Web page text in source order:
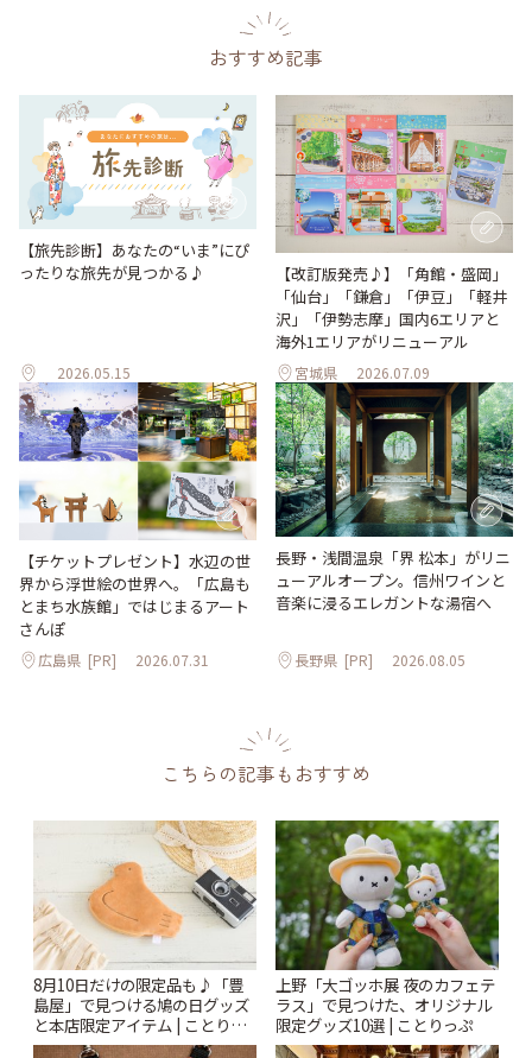
おすすめ記事
【旅先診断】あなたの“いま”にぴ
ったりな旅先が見つかる♪
2026.05.15
【改訂版発売♪】「角館・盛岡」
「仙台」「鎌倉」「伊豆」「軽井
沢」「伊勢志摩」国内6エリアと
海外1エリアがリニューアル
宮城県 2026.07.09
【チケットプレゼント】水辺の世
界から浮世絵の世界へ。「広島も
とまち水族館」ではじまるアート
さんぽ
広島県 [PR] 2026.07.31
長野・浅間温泉「界 松本」がリニ
ューアルオープン。信州ワインと
音楽に浸るエレガントな湯宿へ
長野県 [PR] 2026.08.05
こちらの記事もおすすめ
8月10日だけの限定品も♪「豊
島屋」で見つける鳩の日グッズ
と本店限定アイテム | ことりっ
ぷ
上野「大ゴッホ展 夜のカフェテ
ラス」で見つけた、オリジナル
限定グッズ10選 | ことりっぷ